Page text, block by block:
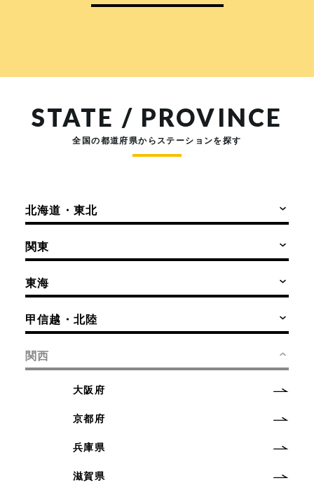
STATE / PROVINCE
全国の都道府県からステーションを探す
北海道・東北
関東
東海
甲信越・北陸
関西
大阪府
京都府
兵庫県
滋賀県